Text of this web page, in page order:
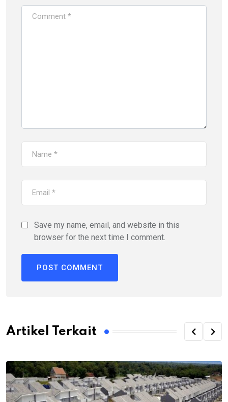
Save my name, email, and website in this
browser for the next time I comment.
Artikel Terkait